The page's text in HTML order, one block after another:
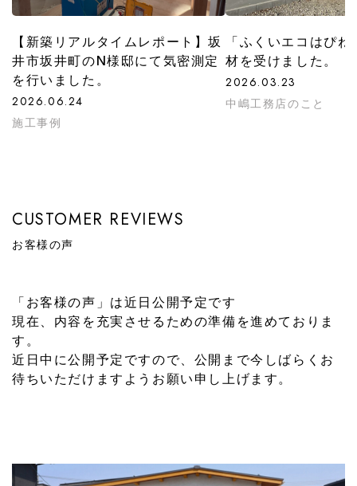
【新築リアルタイムレポート】坂
井市坂井町のN様邸にて気密測定
を行いました。
2026.06.24
施工事例
「ふくいエコはぴ
材を受けました。
2026.03.23
中嶋工務店のこと
CUSTOMER REVIEWS
お客様の声
「お客様の声」は近日公開予定です
現在、内容を充実させるための準備を進めておりま
す。
近日中に公開予定ですので、公開まで今しばらくお
待ちいただけますようお願い申し上げます。